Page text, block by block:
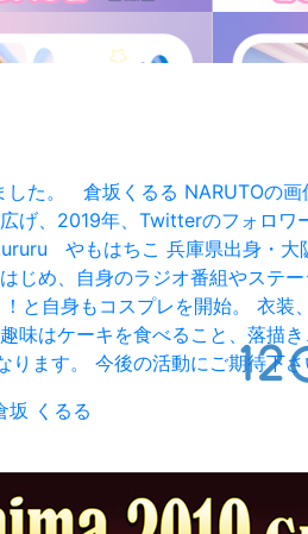
た。 倉坂くるる NARUTOの
げ、2019年、Twitterのフォロ
やもはちこ 兵庫県出身・
じめ、自身のラジオ番組やス
自身もコスプレを開始。 衣装
味はケーキを食べること、落
ます。 今後の活動にご期待下さ
坂 くるる